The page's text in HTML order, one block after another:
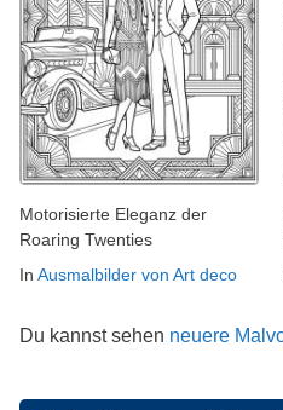
Motorisierte Eleganz der
Roaring Twenties
In Ausmalbilder von Art deco
Du kannst sehen neuere